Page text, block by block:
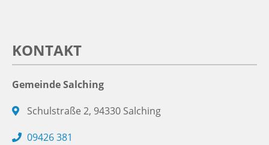
KONTAKT
Gemeinde Salching
Schulstraße 2, 94330 Salching
09426 381